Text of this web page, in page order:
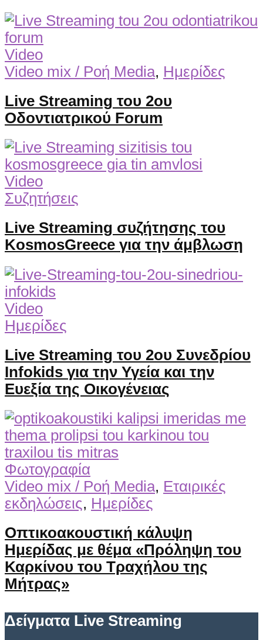
Video
Video mix / Ροή Media, Ημερίδες
Live Streaming του 2ου
Οδοντιατρικού Forum
Video
Συζητήσεις
Live Streaming συζήτησης του
KosmosGreece για την άμβλωση
Video
Ημερίδες
Live Streaming του 2ου Συνεδρίου
Infokids για την Υγεία και την
Ευεξία της Οικογένειας
Φωτογραφία
Video mix / Ροή Media, Εταιρικές
εκδηλώσεις, Ημερίδες
Οπτικοακουστική κάλυψη
Ημερίδας με θέμα «Πρόληψη του
Καρκίνου του Τραχήλου της
Μήτρας»
Δείγματα Live Streaming